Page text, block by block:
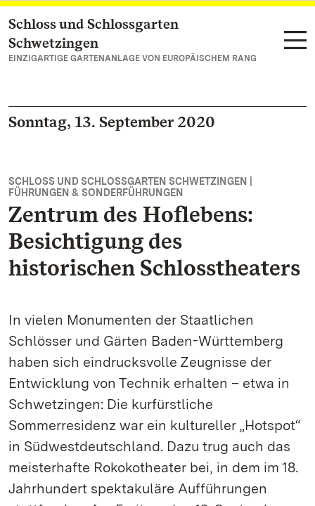
Zum Hauptinhalt springen
Schloss und Schlossgarten
Schwetzingen
EINZIGARTIGE GARTENANLAGE VON EUROPÄISCHEM RANG
Sonntag, 13. September 2020
SCHLOSS UND SCHLOSSGARTEN SCHWETZINGEN |
FÜHRUNGEN & SONDERFÜHRUNGEN
Zentrum des Hoflebens:
Besichtigung des
historischen Schlosstheaters
In vielen Monumenten der Staatlichen
Schlösser und Gärten Baden-Württemberg
haben sich eindrucksvolle Zeugnisse der
Entwicklung von Technik erhalten – etwa in
Schwetzingen: Die kurfürstliche
Sommerresidenz war ein kultureller „Hotspot“
in Südwestdeutschland. Dazu trug auch das
meisterhafte Rokokotheater bei, in dem im 18.
Jahrhundert spektakuläre Aufführungen